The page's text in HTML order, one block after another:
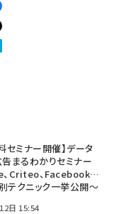
セミナー開催】データ
告まるわかりセミナー
Criteo、Facebook…
テクニック一挙公開～
日 15:54